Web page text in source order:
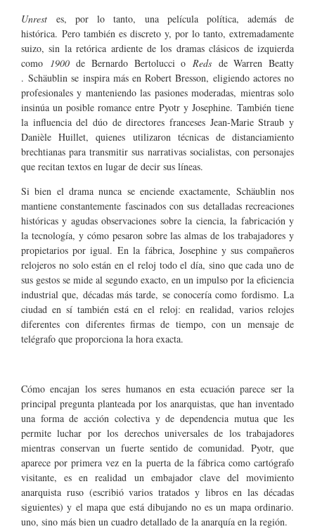
Unrest es, por lo tanto, una película política, además de
histórica. Pero también es discreto y, por lo tanto, extremadamente
suizo, sin la retórica ardiente de los dramas clásicos de izquierda
como
1900de Bernardo Bertolucci o Reds de Warren Beatty
. Schäublin se inspira más en Robert Bresson, eligiendo actores no
profesionales y manteniendo las pasiones moderadas, mientras solo
insinúa un posible romance entre Pyotr y Josephine. También tiene
la influencia del dúo de directores franceses Jean-Marie Straub y
Danièle Huillet, quienes utilizaron técnicas de distanciamiento
brechtianas para transmitir sus narrativas socialistas, con personajes
que recitan textos en lugar de decir sus líneas.
Si bien el drama nunca se enciende exactamente, Schäublin nos
mantiene constantemente fascinados con sus detalladas recreaciones
históricas y agudas observaciones sobre la ciencia, la fabricación y
la tecnología, y cómo pesaron sobre las almas de los trabajadores y
propietarios por igual. En la fábrica, Josephine y sus compañeros
relojeros no solo están en el reloj todo el día, sino que cada uno de
sus gestos se mide al segundo exacto, en un impulso por la eficiencia
industrial que, décadas más tarde, se conocería como fordismo. La
ciudad en sí también está en el reloj: en realidad, varios relojes
diferentes con diferentes firmas de tiempo, con un mensaje de
telégrafo que proporciona la hora exacta.
Cómo encajan los seres humanos en esta ecuación parece ser la
principal pregunta planteada por los anarquistas, que han inventado
una forma de acción colectiva y de dependencia mutua que les
permite luchar por los derechos universales de los trabajadores
mientras conservan un fuerte sentido de comunidad. Pyotr, que
aparece por primera vez en la puerta de la fábrica como cartógrafo
visitante, es en realidad un embajador clave del movimiento
anarquista ruso (escribió varios tratados y libros en las décadas
siguientes) y el mapa que está dibujando no es un mapa ordinario.
uno, sino más bien un cuadro detallado de la anarquía en la región.